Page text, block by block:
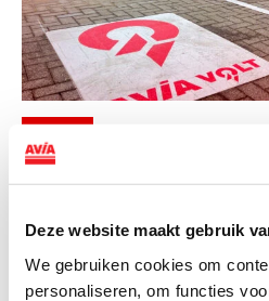
Deze website maakt gebruik
We gebruiken cookies om
personaliseren, om functies
snellaadinfrastructuur
AVIA VOLT en Fletcher